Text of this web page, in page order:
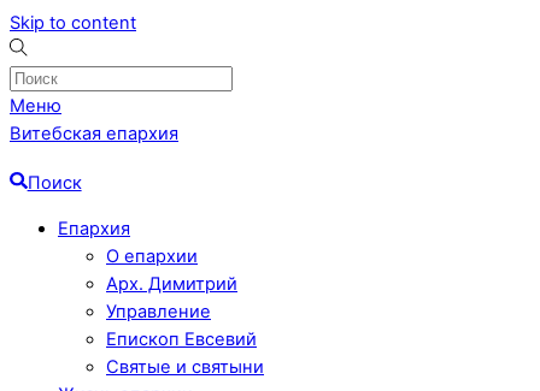
Skip to content
Меню
Витебская епархия
Поиск
Епархия
О епархии
Арх. Димитрий
Управление
Епископ Евсевий
Святые и святыни